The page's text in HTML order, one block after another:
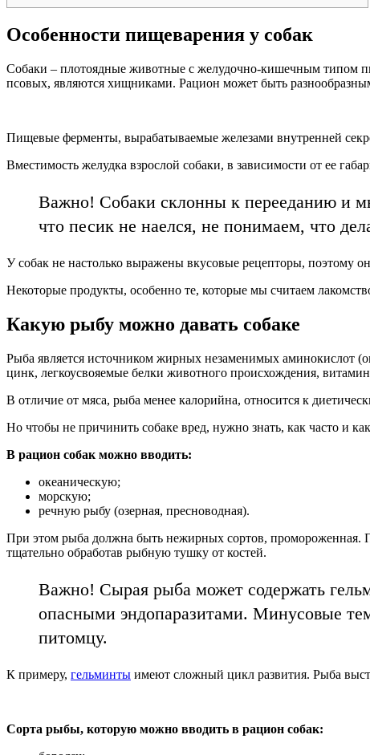
Особенности пищеварения у собак
Собаки – плотоядные животные с желудочно-кишечным типом
псовых, являются хищниками. Рацион может быть
Пищевые ферменты, вырабатываемые железами внутренней
Вместимость желудка взрослой собаки, в зависимости от ее
Важно! Собаки склонны к перееданию и
что песик не наелся, не понимаем, что
У собак не настолько выражены вкусовые рецепторы, поэтому
Некоторые продукты, особенно те, которые мы считаем
Какую рыбу можно давать собаке
Рыба является источником жирных незаменимых аминокислот
цинк, легкоусвояемые белки животного происхождения,
В отличие от мяса, рыба менее калорийна, относится к
Но чтобы не причинить собаке вред, нужно знать, как часто и
В рацион собак можно вводить:
океаническую;
морскую;
речную рыбу (озерная, пресноводная).
При этом рыба должна быть нежирных сортов, промороженная.
тщательно обработав рыбную тушку от костей.
Важно! Сырая рыба может содержать
опасными эндопаразитами. Минусовые
питомцу.
К примеру, гельминты имеют сложный цикл развития. Рыба
Сорта рыбы, которую можно вводить в рацион собак: